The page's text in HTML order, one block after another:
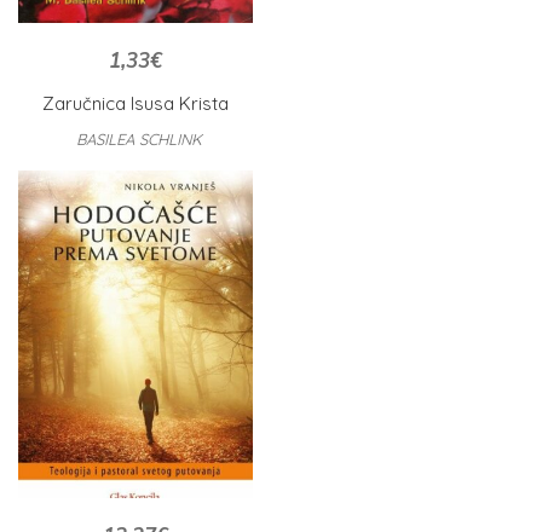
Zaručnica Isusa Krista
1,33€
BASILEA SCHLINK